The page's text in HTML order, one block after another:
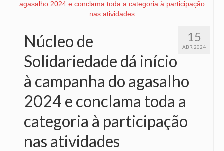
15
ABR 2024
Núcleo de
Solidariedade dá início
à campanha do agasalho
2024 e conclama toda a
categoria à participação
nas atividades